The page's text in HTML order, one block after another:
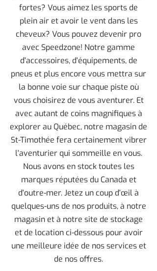
fortes? Vous aimez les sports de
plein air et avoir le vent dans les
cheveux? Vous pouvez devenir pro
avec Speedzone! Notre gamme
d'accessoires, d'équipements, de
pneus et plus encore vous mettra sur
la bonne voie sur chaque piste où
vous choisirez de vous aventurer. Et
avec autant de coins magnifiques à
explorer au Québec, notre magasin de
St-Timothée fera certainement vibrer
l'aventurier qui sommeille en vous.
Nous avons en stock toutes les
marques réputées du Canada et
d'outre-mer. Jetez un coup d'œil à
quelques-uns de nos produits, à notre
magasin et à notre site de stockage
et de location ci-dessous pour avoir
une meilleure idée de nos services et
de nos offres.